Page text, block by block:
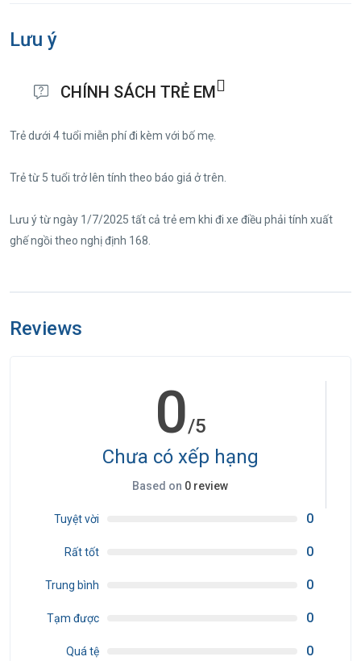
phố Long Xuyên. Khởi hành về lại trên đường về
đoàn dừng chân nghỉ ngơi tại các điểm dừng chân
cho đoàn mua sắm đặc sản về làm quà cho người
thân.
21h00: Về đến điểm đón ban đầu HDV chia tay
hợp với tình hình thực tế nhưng vẫn đảm bảo thực
hiện đầy đủ nội dung chương trình.
Lưu ý
CHÍNH SÁCH TRẺ EM
Trẻ dưới 4 tuổi miễn phí đi kèm với bố mẹ.
Trẻ từ 5 tuổi trở lên tính theo báo giá ở trên.
Lưu ý từ ngày 1/7/2025 tất cả trẻ em khi đi xe điều phải tính xuất
ghế ngồi theo nghị định 168.
Reviews
0/5
Chưa có xếp hạng
Based on 0 review
Tuyệt vời 0
Rất tốt 0
Trung bình 0
Tạm được 0
Quá tệ 0